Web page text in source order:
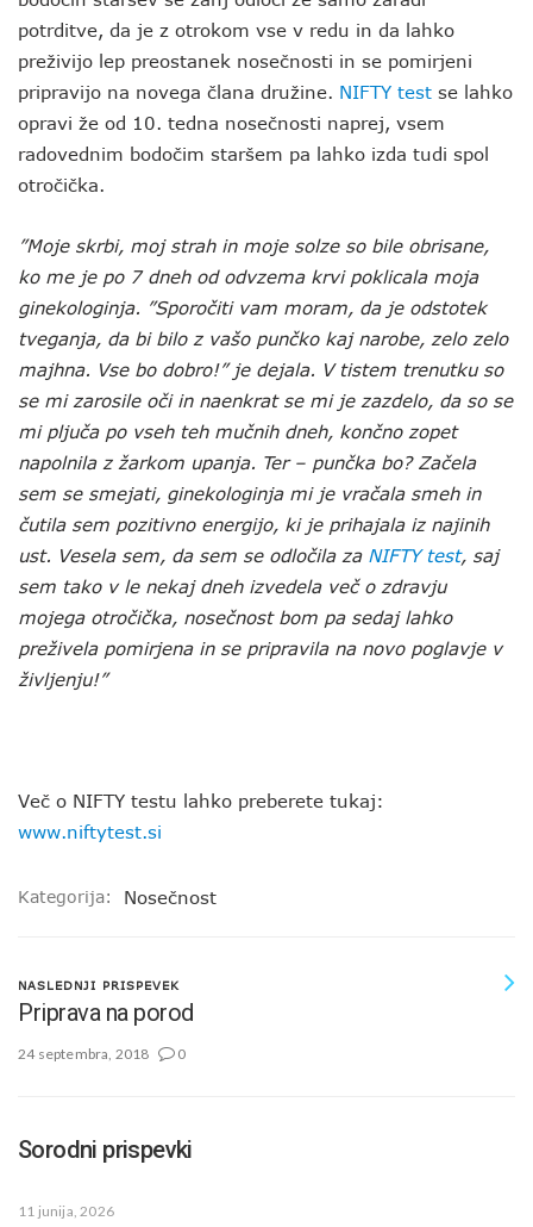
potrditve, da je z otrokom vse v redu in da lahko
preživijo lep preostanek nosečnosti in se pomirjeni
pripravijo na novega člana družine. NIFTY test se lahko
opravi že od 10. tedna nosečnosti naprej, vsem
radovednim bodočim staršem pa lahko izda tudi spol
otročička.
”Moje skrbi, moj strah in moje solze so bile obrisane,
ko me je po 7 dneh od odvzema krvi poklicala moja
ginekologinja. ”Sporočiti vam moram, da je odstotek
tveganja, da bi bilo z vašo punčko kaj narobe, zelo zelo
majhna. Vse bo dobro!” je dejala. V tistem trenutku so
se mi zarosile oči in naenkrat se mi je zazdelo, da so se
mi pljuča po vseh teh mučnih dneh, končno zopet
napolnila z žarkom upanja. Ter – punčka bo? Začela
sem se smejati, ginekologinja mi je vračala smeh in
čutila sem pozitivno energijo, ki je prihajala iz najinih
ust. Vesela sem, da sem se odločila za NIFTY test, saj
sem tako v le nekaj dneh izvedela več o zdravju
mojega otročička, nosečnost bom pa sedaj lahko
preživela pomirjena in se pripravila na novo poglavje v
življenju!”
Več o NIFTY testu lahko preberete tukaj:
www.niftytest.si
Kategorija: Nosečnost
NASLEDNJI PRISPEVEK
Priprava na porod
24 septembra, 2018 0
Sorodni prispevki
11 junija, 2026